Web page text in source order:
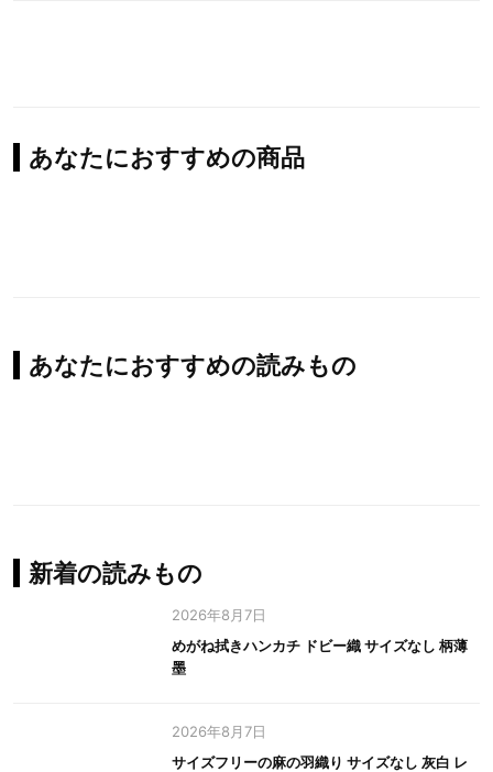
あなたにおすすめの商品
あなたにおすすめの読みもの
新着の読みもの
2026年8月7日
めがね拭きハンカチ ドビー織 サイズなし 柄薄
墨
2026年8月7日
サイズフリーの麻の羽織り サイズなし 灰白 レ